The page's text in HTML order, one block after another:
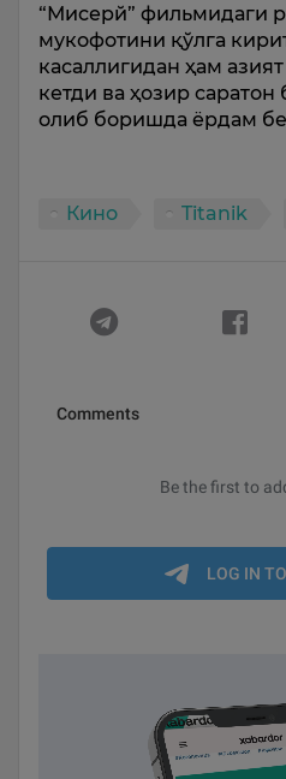
“Мисерй” фильмидаги
мукофотини қўлга
касаллигидан ҳам
кетди ва ҳозир саратон
олиб боришда ёрдам
Кино Titanik